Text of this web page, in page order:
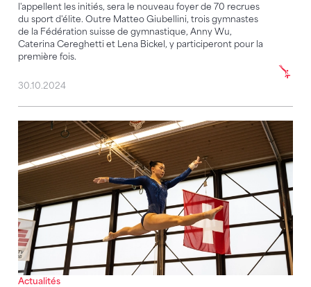
l'appellent les initiés, sera le nouveau foyer de 70 recrues
du sport d'élite. Outre Matteo Giubellini, trois gymnastes
de la Fédération suisse de gymnastique, Anny Wu,
Caterina Cereghetti et Lena Bickel, y participeront pour la
première fois.
30.10.2024
Actualités
Une fois de plus, l'excellence argovienne aux CSE